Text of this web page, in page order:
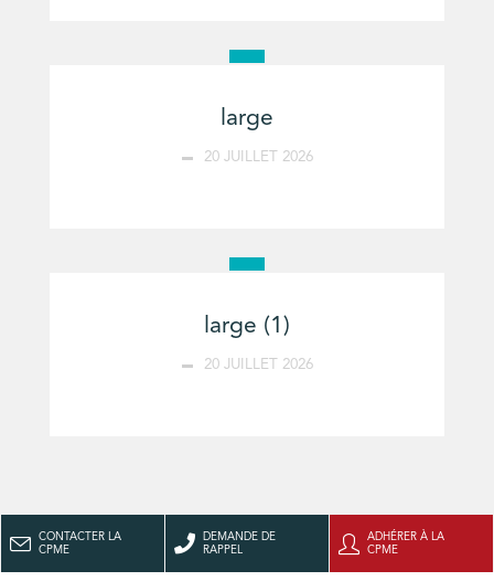
large
20 JUILLET 2026
large (1)
20 JUILLET 2026
CONTACTER LA
CPME
DEMANDE DE
RAPPEL
ADHÉRER À LA
CPME